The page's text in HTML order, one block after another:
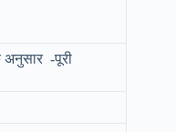
अनुसार -पूरी